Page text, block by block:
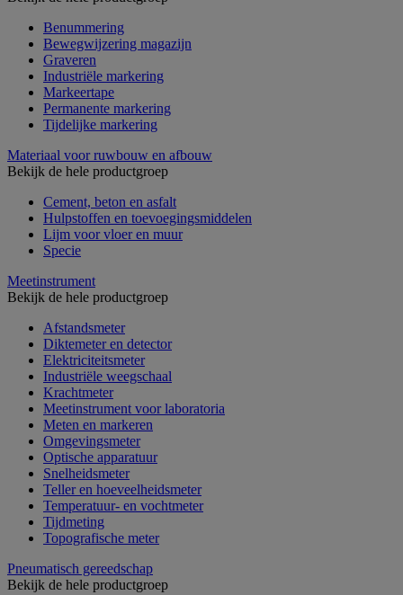
Benummering
Bewegwijzering magazijn
Graveren
Industriële markering
Markeertape
Permanente markering
Tijdelijke markering
Materiaal voor ruwbouw en afbouw
Bekijk de hele productgroep
Cement, beton en asfalt
Hulpstoffen en toevoegingsmiddelen
Lijm voor vloer en muur
Specie
Meetinstrument
Bekijk de hele productgroep
Afstandsmeter
Diktemeter en detector
Elektriciteitsmeter
Industriële weegschaal
Krachtmeter
Meetinstrument voor laboratoria
Meten en markeren
Omgevingsmeter
Optische apparatuur
Snelheidsmeter
Teller en hoeveelheidsmeter
Temperatuur- en vochtmeter
Tijdmeting
Topografische meter
Pneumatisch gereedschap
Bekijk de hele productgroep